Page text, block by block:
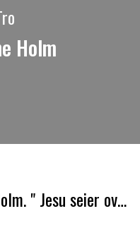
Holm
Olav Bergene Holm. " Jesu seier over døden " 20.09.2015.